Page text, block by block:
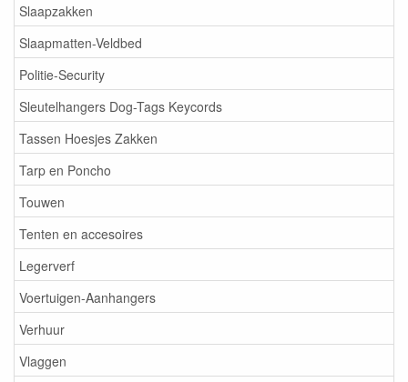
Slaapzakken
Slaapmatten-Veldbed
Politie-Security
Sleutelhangers Dog-Tags Keycords
Tassen Hoesjes Zakken
Tarp en Poncho
Touwen
Tenten en accesoires
Legerverf
Voertuigen-Aanhangers
Verhuur
Vlaggen